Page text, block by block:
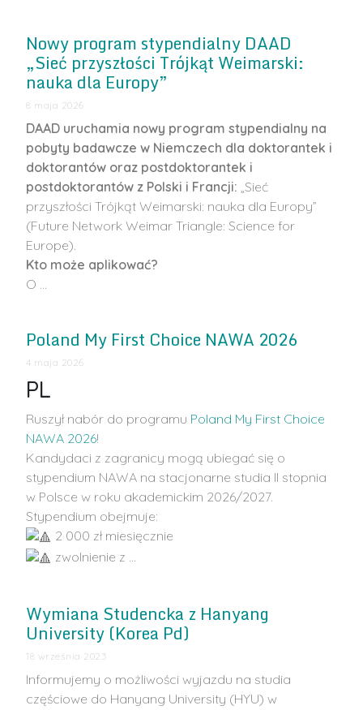
Nowy program stypendialny DAAD
„Sieć przyszłości Trójkąt Weimarski:
nauka dla Europy”
8 maja 2026
DAAD uruchamia nowy program stypendialny na
pobyty badawcze w Niemczech dla doktorantek i
doktorantów oraz postdoktorantek i
postdoktorantów z Polski i Francji: „Sieć
przyszłości Trójkąt Weimarski: nauka dla Europy”
(Future Network Weimar Triangle: Science for
Europe).
Kto może aplikować?
O …
Poland My First Choice NAWA 2026
4 maja 2026
PL
Ruszył nabór do programu Poland My First Choice
NAWA 2026!
Kandydaci z zagranicy mogą ubiegać się o
stypendium NAWA na stacjonarne studia II stopnia
w Polsce w roku akademickim 2026/2027.
Stypendium obejmuje:
2 000 zł miesięcznie
zwolnienie z …
Wymiana Studencka z Hanyang
University (Korea Pd)
18 września 2023
Informujemy o możliwości wyjazdu na studia
częściowe do Hanyang University (HYU) w